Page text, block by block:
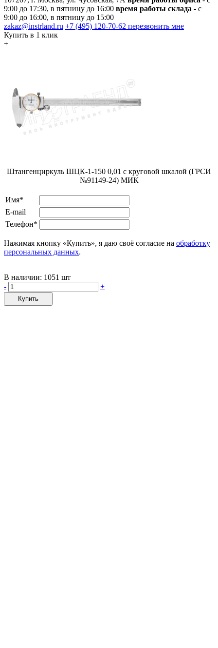
9:00 до 17:30, в пятницу до 16:00 время работы склада - с
9:00 до 16:00, в пятницу до 15:00
zakaz@instrland.ru +7 (495) 120-70-62 перезвонить мне
Купить в 1 клик
+
Штангенциркуль ШЦК-1-150 0,01 с круговой шкалой (ГРСИ
№91149-24) МИК
Имя*
E-mail
Телефон*
Нажимая кнопку «Купить», я даю своё согласие на обработку
персональных данных.
В наличии: 1051 шт
-
+
Купить